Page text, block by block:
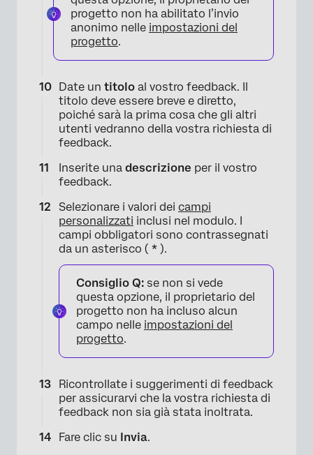
×
progetto non ha abilitato l’invio
anonimo nelle impostazioni del
progetto.
Date un titolo al vostro feedback. Il
titolo deve essere breve e diretto,
poiché sarà la prima cosa che gli altri
utenti vedranno della vostra richiesta di
feedback.
Inserite una descrizione per il vostro
feedback.
Selezionare i valori dei campi
personalizzati inclusi nel modulo. I
campi obbligatori sono contrassegnati
da un asterisco ( * ).
Consiglio Q: se non si vede
questa opzione, il proprietario del
progetto non ha incluso alcun
campo nelle impostazioni del
progetto.
Ricontrollate i suggerimenti di feedback
per assicurarvi che la vostra richiesta di
feedback non sia già stata inoltrata.
Fare clic su Invia.